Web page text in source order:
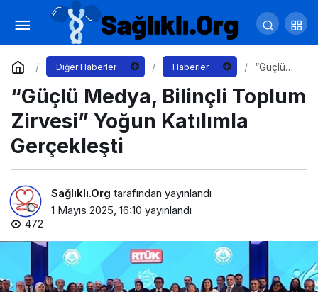
Diğer Haberler Haberler
“Güçlü
Bilinçli
Toplum
“Güçlü Medya, Bilinçli Toplum
Zirvesi” Yoğun Katılımla
Gerçekleşti
Sağlıklı.Org tarafından yayınlandı
1 Mayıs 2025, 16:10 yayınlandı
472
Employer Brand Summit 2025 İçin Geri
Sayım!
Yorum Yap Paylaş